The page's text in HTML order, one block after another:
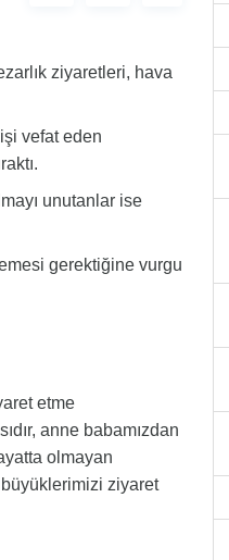
ziyaretleri, hava
vefat eden
unutanlar ise
gerektiğine vurgu
etme
anne babamızdan
olmayan
büyüklerimizi ziyaret